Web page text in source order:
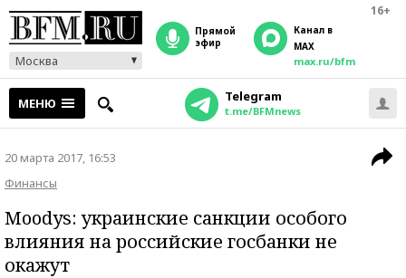
16+
Москва
прямой
эфир
Канал в
MAX
max.ru/bfm
МЕНЮ Telegram
t.me/BFMnews
20 марта 2017, 16:53
Финансы
Moodys: украинские санкции особого
влияния на российские госбанки не
окажут